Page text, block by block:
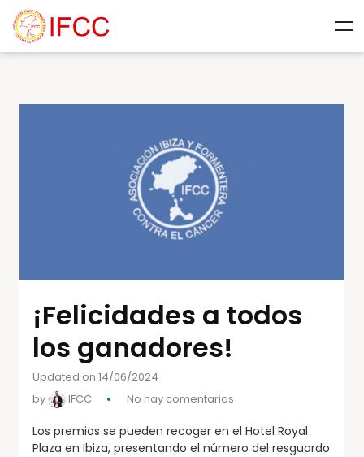
¡Felicidades a todos
los ganadores!
Updated on 14/06/2024
by
IFCC No hay comentarios
Los premios se pueden recoger en el Hotel Royal
Plaza en Ibiza, presentando el número del resguardo